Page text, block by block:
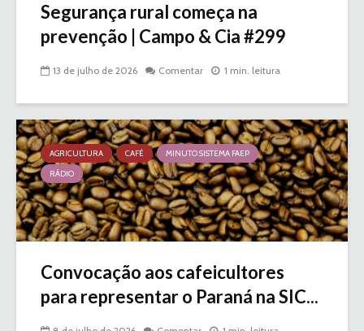
Segurança rural começa na
prevenção | Campo & Cia #299
13 de julho de 2026 Comentar 1 min. leitura
AGRICULTURA CAFÉ
MINUTO SISTEMA FAEP
RÁDIO
Convocação aos cafeicultores
para representar o Paraná na SIC...